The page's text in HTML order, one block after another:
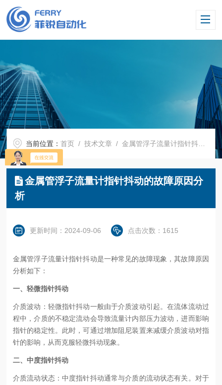
当前位置：首页 /技术文章 / 金属管浮子流量计指针抖动的故障原因分析
金属管浮子流量计指针抖动的故障原因分
析
更新时间：2024-09-06 点击次数：1615
金属管浮子流量计指针抖动是一种常见的故障现象，其故障原因
分析如下：
一、轻微指针抖动
介质波动：轻微指针抖动一般由于介质波动引起。在流体流动过
程中，介质的不稳定流动会导致流量计内部压力波动，进而影响
指针的稳定性。此时，可通过增加阻尼装置来减缓介质波动对指
针的影响，从而克服轻微抖动现象。
二、中度指针抖动
介质流动状态：中度指针抖动通常与介质的流动状态有关。对于